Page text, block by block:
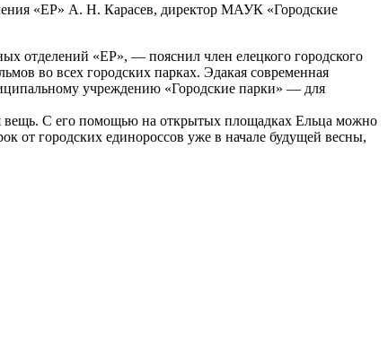
«ЕР» А. Н. Карасев, директор МАУК «Городские
отделений «ЕР», — пояснил член елецкого городского
во всех городских парках. Эдакая современная
учреждению «Городские парки» — для
вещь. С его помощью на открытых площадках Ельца можно
от городских единороссов уже в начале будущей весны,